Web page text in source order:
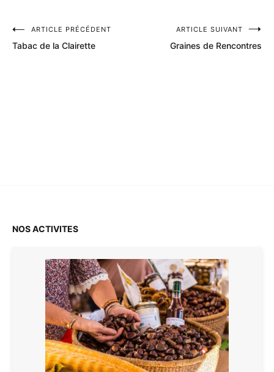
Navigation
ARTICLE PRÉCÉDENT
Tabac de la Clairette
ARTICLE SUIVANT
Graines de Rencontres
NOS ACTIVITES